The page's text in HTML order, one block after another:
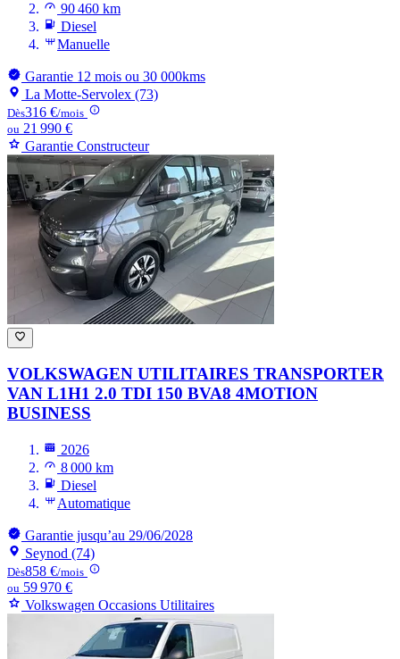
90 460 km
Diesel
Manuelle
Garantie 12 mois ou 30 000kms
La Motte-Servolex (73)
Dès316 €/mois
ou 21 990 €
Garantie Constructeur
VOLKSWAGEN UTILITAIRES TRANSPORTER
VAN L1H1 2.0 TDI 150 BVA8 4MOTION
BUSINESS
2026
8 000 km
Diesel
Automatique
Garantie jusqu’au 29/06/2028
Seynod (74)
Dès858 €/mois
ou 59 970 €
Volkswagen Occasions Utilitaires